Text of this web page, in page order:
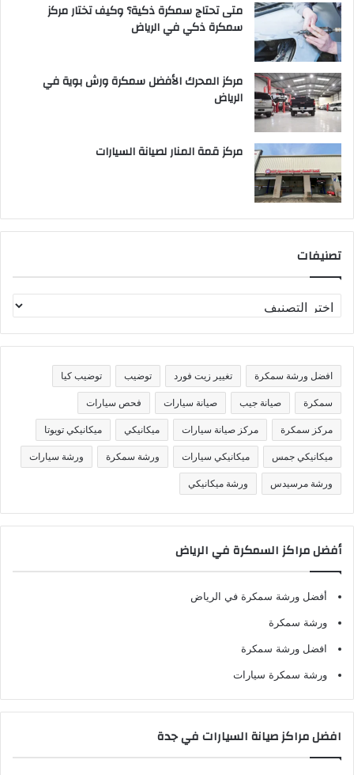
متى تحتاج سمكرة ذكية؟ وكيف تختار مركز
سمكرة ذكي في الرياض
مركز المحرك الأفضل سمكرة ورش بوية في
الرياض
مركز قمة المنار لصيانة السيارات
تصنيفات
ص
ن
ف
ا
افضل ورشة سمكرة تغيير زيت فورد توضيب توضيب كيا
سمكرة صيانة جيب صيانة سيارات فحص سيارات
مركز سمكرة مركز صيانة سيارات ميكانيكي ميكانيكي تويوتا
ميكانيكي جمس ميكانيكي سيارات ورشة سمكرة ورشة سيارات
ورشة مرسيدس ورشة ميكانيكي
أفضل مراكز السمكرة في الرياض
أفضل ورشة سمكرة في الرياض
ورشة سمكرة
افضل ورشة سمكرة
ورشة سمكرة سيارات
افضل مراكز صيانة السيارات في جدة